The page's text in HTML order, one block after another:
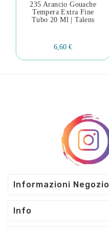
235 Arancio Gouache
Tempera Extra Fine
Tubo 20 Ml | Talens
6,60 €
Informazioni Negozio
Info